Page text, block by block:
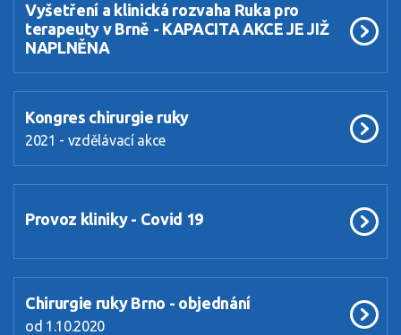
Vyšetření a klinická rozvaha Ruka pro
terapeuty v Brně - KAPACITA AKCE JE JIŽ
NAPLNĚNA
Kongres chirurgie ruky
2021 - vzdělávací akce
Provoz kliniky - Covid 19
Chirurgie ruky Brno - objednání
od 1.10.2020